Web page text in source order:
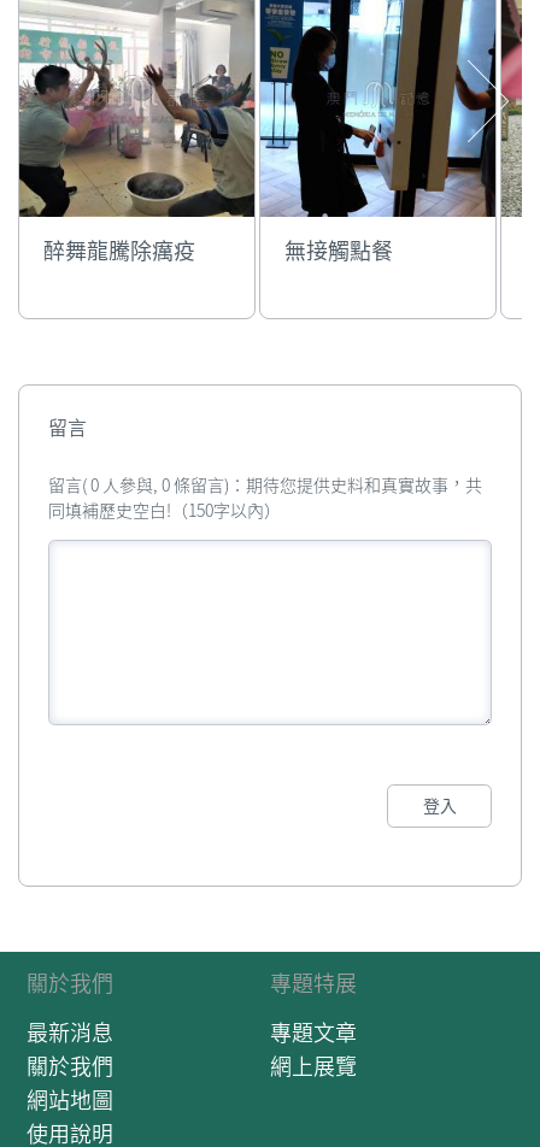
醉舞龍騰除癘疫 無接觸點餐
留言
留言( 0 人參與, 0 條留言)：期待您提供史料和真實故事，共
同填補歷史空白!（150字以內）
登入
關於我們
最新消息
關於我們
網站地圖
使用說明
專題特展
專題文章
網上展覽